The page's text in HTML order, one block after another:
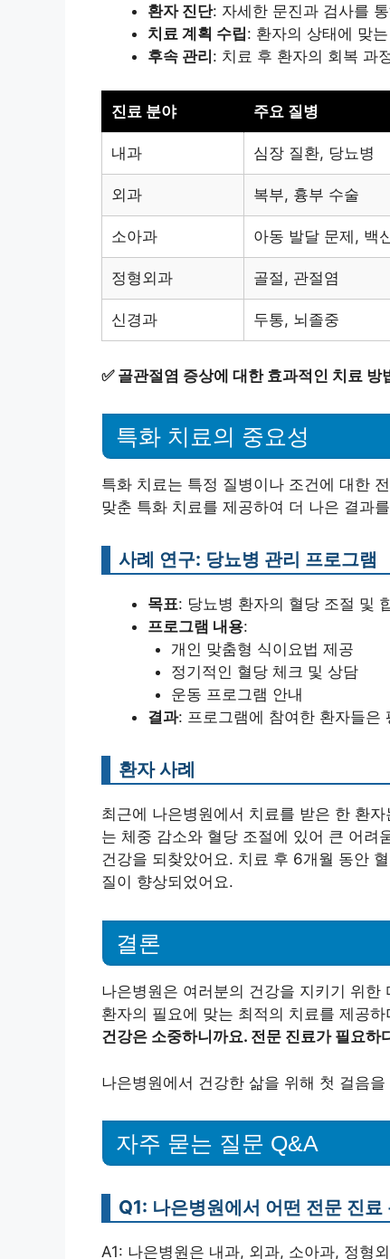
환자 진단: 자세한 문진과 검사를
치료 계획 수립: 환자의 상태에 맞
후속 관리: 치료 후 환자의 회복 과
진료 분야 주요 질병
내과 심장 질환, 당뇨병
외과 복부, 흉부 수술
소아과 아동 발달 문제, 백
정형외과 골절, 관절염
신경과 두통, 뇌졸중
✅ 골관절염 증상에 대한 효과적인 치료 방
특화 치료의 중요성
특화 치료는 특정 질병이나 조건에 대한
맞춘 특화 치료를 제공하여 더 나은 결과
사례 연구: 당뇨병 관리 프로그램
목표: 당뇨병 환자의 혈당 조절 및
프로그램 내용:
개인 맞춤형 식이요법 제공
정기적인 혈당 체크 및 상담
운동 프로그램 안내
결과: 프로그램에 참여한 환자들은
환자 사례
최근에 나은병원에서 치료를 받은 한 환
는 체중 감소와 혈당 조절에 있어 큰 어려
건강을 되찾았어요. 치료 후 6개월 동안
질이 향상되었어요.
결론
나은병원은 여러분의 건강을 지키기 위
환자의 필요에 맞는 최적의 치료를 제공
건강은 소중하니까요. 전문 진료가 필요
나은병원에서 건강한 삶을 위해 첫 걸음
자주 묻는 질문 Q&A
Q1: 나은병원에서 어떤 전문 진
A1: 나은병원은 내과, 외과, 소아과, 정형